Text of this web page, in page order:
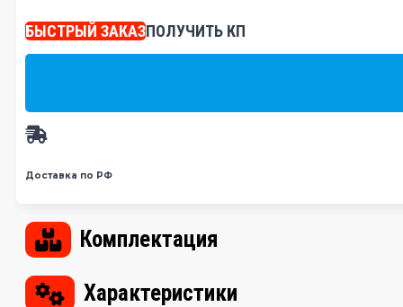
БЫСТРЫЙ ЗАКАЗПОЛУЧИТЬ КП
Доставка по РФ
Комплектация
Характеристики